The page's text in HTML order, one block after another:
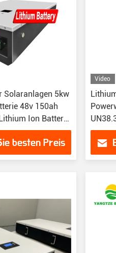
Solaranlagen 5kw
48v 150ah
Ion Batterie
besten Preis
Video